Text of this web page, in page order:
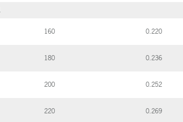
160 0.220
180 0.236
200 0.252
220 0.269